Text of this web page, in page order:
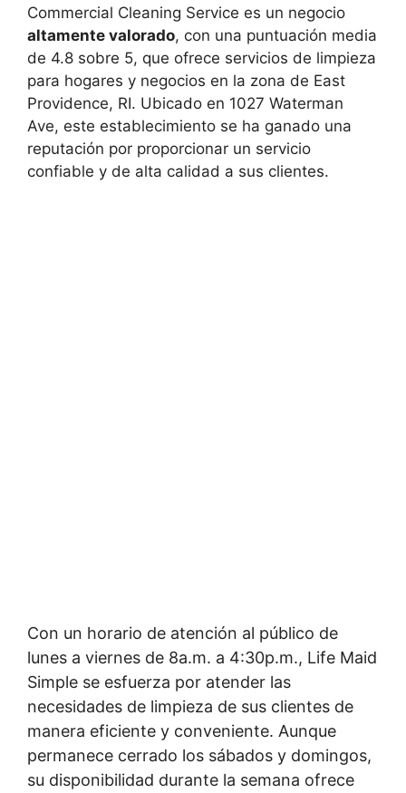
Commercial Cleaning Service es un negocio
altamente valorado, con una puntuación media
de 4.8 sobre 5, que ofrece servicios de limpieza
para hogares y negocios en la zona de East
Providence, RI. Ubicado en 1027 Waterman
Ave, este establecimiento se ha ganado una
reputación por proporcionar un servicio
confiable y de alta calidad a sus clientes.
Con un horario de atención al público de
lunes a viernes de 8a.m. a 4:30p.m., Life Maid
Simple se esfuerza por atender las
necesidades de limpieza de sus clientes de
manera eficiente y conveniente. Aunque
permanece cerrado los sábados y domingos,
su disponibilidad durante la semana ofrece